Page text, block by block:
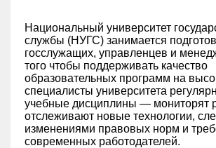
Национальный университет
службы (НУГС) занимается
госслужащих, управленцев и
того чтобы поддерживать качество
образовательных программ на
специалисты университета
учебные дисциплины — мониторят
отслеживают новые технологии,
изменениями правовых норм и
современных работодателей.